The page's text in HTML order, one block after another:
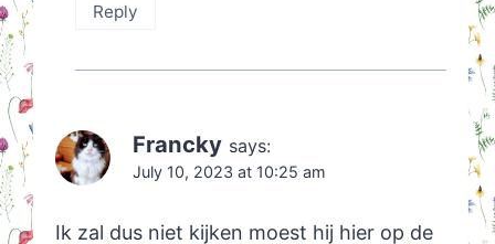
Reply
Francky says:
July 10, 2023 at 10:25 am
Ik zal dus niet kijken moest hij hier op de